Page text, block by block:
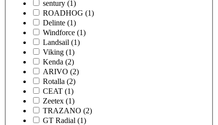
sentury (1)
ROADHOG (1)
Delinte (1)
Windforce (1)
Landsail (1)
Viking (1)
Kenda (2)
ARIVO (2)
Rotalla (2)
CEAT (1)
Zeetex (1)
TRAZANO (2)
GT Radial (1)